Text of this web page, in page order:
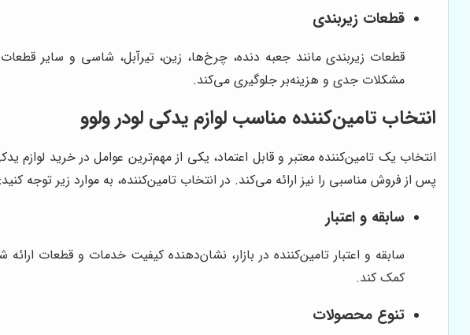
قطعات زیربندی
قطعات زیربندی مانند جعبه دنده، چرخ‌ها، زین، تیرآبل، شاسی و سایر
مشکلات جدی و هزینه‌بر جلوگیری می‌کند.
انتخاب تامین‌کننده مناسب لوازم یدکی لودر ولوو
انتخاب یک تامین‌کننده معتبر و قابل اعتماد، یکی از مهم‌ترین عوامل در خرید
پس از فروش مناسبی را نیز ارائه می‌کند. در انتخاب تامین‌کننده، به موارد زیر توجه کنید:
سابقه و اعتبار
سابقه و اعتبار تامین‌کننده در بازار، نشان‌دهنده کیفیت خدمات و قطعات
کمک کند.
تنوع محصولات